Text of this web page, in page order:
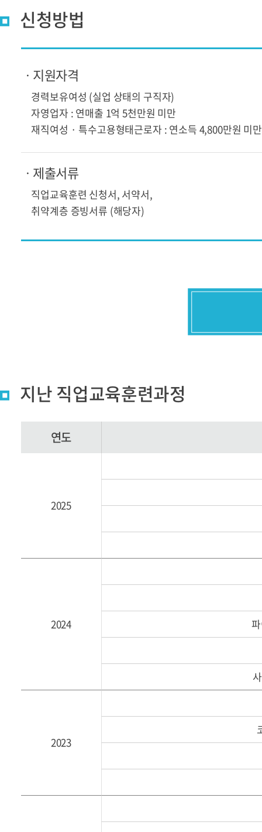
신청방법
ㆍ지원자격
경력보유여성 (실업 상태의 구직자)
자영업자 : 연매출 1억 5천만원 미만
재직여성 · 특수고용형태근로자 : 연소득 4,800만원 미만
ㆍ제출서류
직업교육훈련 신청서, 서약서,
취약계층 증빙서류 (해당자)
지난 직업교육훈련과정
연도
2025
2024
2023